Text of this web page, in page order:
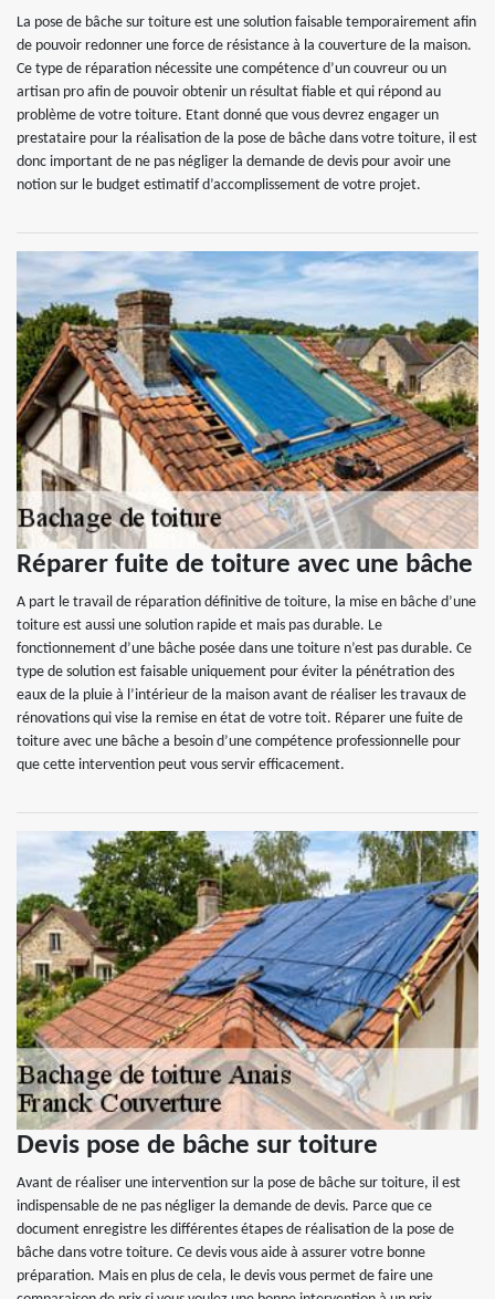
La pose de bâche sur toiture est une solution faisable temporairement afin
de pouvoir redonner une force de résistance à la couverture de la maison.
Ce type de réparation nécessite une compétence d’un couvreur ou un
artisan pro afin de pouvoir obtenir un résultat fiable et qui répond au
problème de votre toiture. Etant donné que vous devrez engager un
prestataire pour la réalisation de la pose de bâche dans votre toiture, il est
donc important de ne pas négliger la demande de devis pour avoir une
notion sur le budget estimatif d’accomplissement de votre projet.
Réparer fuite de toiture avec une bâche
A part le travail de réparation définitive de toiture, la mise en bâche d’une
toiture est aussi une solution rapide et mais pas durable. Le
fonctionnement d’une bâche posée dans une toiture n’est pas durable. Ce
type de solution est faisable uniquement pour éviter la pénétration des
eaux de la pluie à l’intérieur de la maison avant de réaliser les travaux de
rénovations qui vise la remise en état de votre toit. Réparer une fuite de
toiture avec une bâche a besoin d’une compétence professionnelle pour
que cette intervention peut vous servir efficacement.
Devis pose de bâche sur toiture
Avant de réaliser une intervention sur la pose de bâche sur toiture, il est
indispensable de ne pas négliger la demande de devis. Parce que ce
document enregistre les différentes étapes de réalisation de la pose de
bâche dans votre toiture. Ce devis vous aide à assurer votre bonne
préparation. Mais en plus de cela, le devis vous permet de faire une